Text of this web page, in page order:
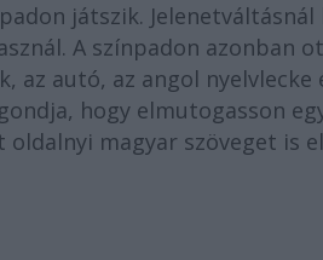
játszik.
A színpadon azonban
autó, az angol nyelvlecke
hogy elmutogasson
oldalnyi magyar szöveget is